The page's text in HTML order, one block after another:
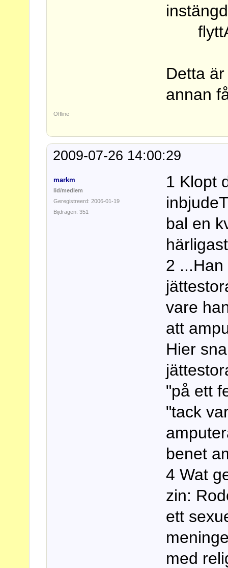
Detta
annan
Offline
2009-07-26 14:00:29
markm
lid/medlem
Geregistreerd: 2006-01-19
Bijdragen: 351
1 Klopt
bal en
2
vare
att
Hier
"på ett
"tack
benet
4 Wat
zin:
ett
med